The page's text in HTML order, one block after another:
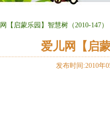
【启蒙乐园】智慧树（2010-147）
爱儿网【启
发布时间:2010年